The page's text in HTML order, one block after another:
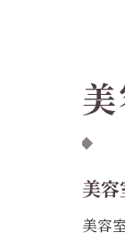
美
美容